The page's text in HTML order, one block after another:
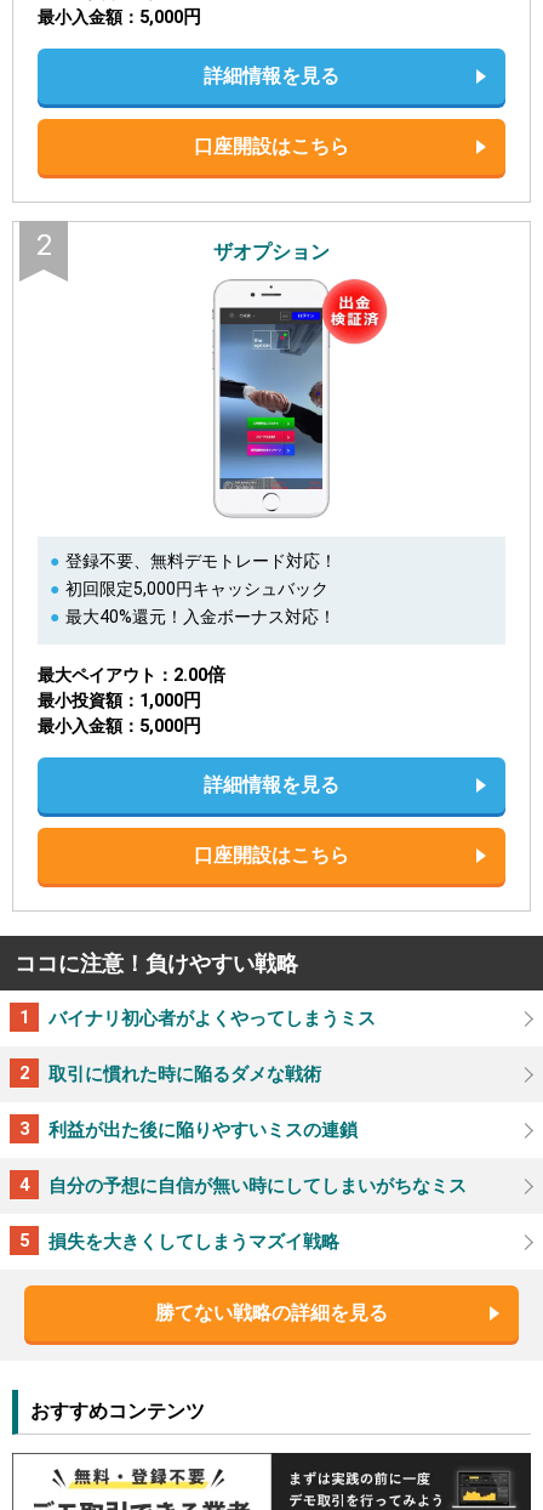
最小入金額 5,000円
詳細情報を見る
口座開設はこちら
2 ザオプション
登録不要、無料デモトレード対応！
初回限定5,000円キャッシュバック
最大40%還元！入金ボーナス対応！
最大ペイアウト 2.00倍
最小投資額 1,000円
最小入金額 5,000円
詳細情報を見る
口座開設はこちら
ココに注意！負けやすい戦略
バイナリ初心者がよくやってしまうミス
取引に慣れた時に陥るダメな戦術
利益が出た後に陥りやすいミスの連鎖
自分の予想に自信が無い時にしてしまいがちなミス
損失を大きくしてしまうマズイ戦略
勝てない戦略の詳細を見る
おすすめコンテンツ